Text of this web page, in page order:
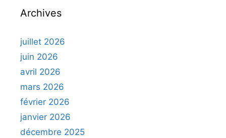
Archives
juillet 2026
juin 2026
avril 2026
mars 2026
février 2026
janvier 2026
décembre 2025